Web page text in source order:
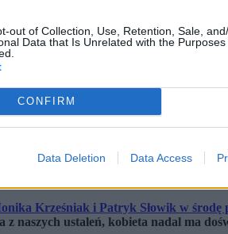
out of Collection, Use, Retention, Sale,
Data that Is Unrelated with the
CONFIRM
Data Deletion Data Access
Valodzin / East News)
Krześniak i Patryk Słowik w środę
naszych ustaleń, kobieta nadal ma